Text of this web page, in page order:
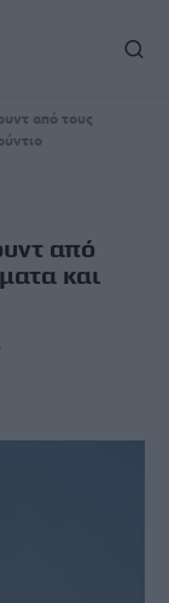
από τους
από
και